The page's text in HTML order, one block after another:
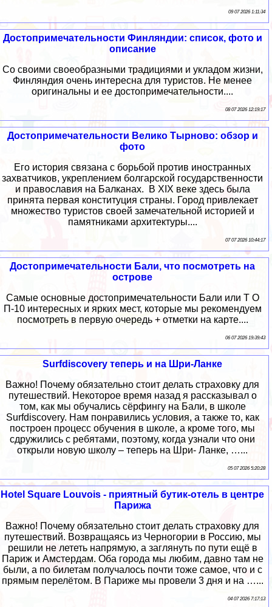
09 07 2026 1:11:34
Достопримечательности Финляндии: список, фото и
описание
Со своими своеобразными традициями и укладом жизни,
Финляндия очень интересна для туристов. Не менее
оригинальны и ее достопримечательности....
08 07 2026 12:19:17
Достопримечательности Велико Тырново: обзор и
фото
Его история связана с борьбой против иностранных
захватчиков, укреплением болгарской государственности
и православия на Балканах. В XIX веке здесь была
принята первая конституция страны. Город привлекает
множество туристов своей замечательной историей и
памятниками архитектуры....
07 07 2026 10:44:17
Достопримечательности Бали, что посмотреть на
острове
Самые основные достопримечательности Бали или Т О
П-10 интересных и ярких мест, которые мы рекомендуем
посмотреть в первую очередь + отметки на карте....
06 07 2026 19:39:43
Surfdiscovery теперь и на Шри-Ланке
Важно! Почему обязательно стоит делать страховку для
путешествий. Некоторое время назад я рассказывал о
том, как мы обучались сёрфингу на Бали, в школе
Surfdiscovery. Нам понравились условия, а также то, как
построен процесс обучения в школе, а кроме того, мы
сдружились с ребятами, поэтому, когда узнали что они
открыли новую школу – теперь на Шри- Ланке, …...
05 07 2026 5:20:28
Hotel Square Louvois - приятный бутик-отель в центре
Парижа
Важно! Почему обязательно стоит делать страховку для
путешествий. Возвращаясь из Черногории в Россию, мы
решили не лететь напрямую, а заглянуть по пути ещё в
Париж и Амстердам. Оба города мы любим, давно там не
были, а по билетам получалось почти тоже самое, что и с
прямым перелётом. В Париже мы провели 3 дня и на …...
04 07 2026 7:17:13